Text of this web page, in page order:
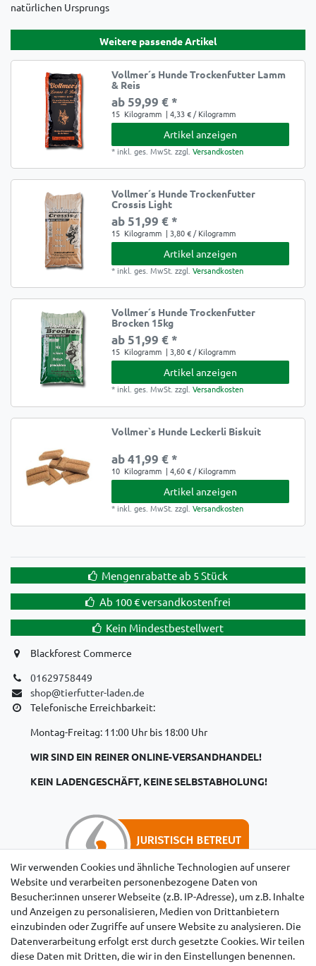
natürlichen Ursprungs
Weitere passende Artikel
Vollmer´s Hunde Trockenfutter Lamm
& Reis
ab 59,99 € *
15 Kilogramm | 4,33 € / Kilogramm
Artikel anzeigen
* inkl. ges. MwSt. zzgl.Versandkosten
Vollmer´s Hunde Trockenfutter
Crossis Light
ab 51,99 € *
15 Kilogramm | 3,80 € / Kilogramm
Artikel anzeigen
* inkl. ges. MwSt. zzgl.Versandkosten
Vollmer´s Hunde Trockenfutter
Brocken 15kg
ab 51,99 € *
15 Kilogramm | 3,80 € / Kilogramm
Artikel anzeigen
* inkl. ges. MwSt. zzgl.Versandkosten
Vollmer`s Hunde Leckerli Biskuit
ab 41,99 € *
10 Kilogramm | 4,60 € / Kilogramm
Artikel anzeigen
* inkl. ges. MwSt. zzgl.Versandkosten
Mengenrabatte ab 5 Stück
Ab 100 € versandkostenfrei
Kein Mindestbestellwert
Blackforest Commerce
01629758449
shop@tierfutter-laden.de
Telefonische Erreichbarkeit:
Montag-Freitag: 11:00 Uhr bis 18:00 Uhr
WIR SIND EIN REINER ONLINE-VERSANDHANDEL!
KEIN LADENGESCHÄFT, KEINE SELBSTABHOLUNG!
Hinweise für Käufer aus der Schweiz
Wir verwenden Cookies und ähnliche Technologien auf unserer
Website und verarbeiten personenbezogene Daten von
Besucher:innen unserer Webseite (z.B. IP-Adresse), um z.B. Inhalte
und Anzeigen zu personalisieren, Medien von Drittanbietern
einzubinden oder Zugriffe auf unsere Website zu analysieren. Die
Datenverarbeitung erfolgt erst durch gesetzte Cookies. Wir teilen
diese Daten mit Dritten, die wir in den Einstellungen benennen.